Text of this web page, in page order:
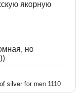
якорную
но